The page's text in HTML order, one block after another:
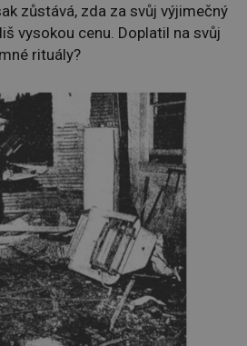
zůstává, zda za svůj výjimečný
vysokou cenu. Doplatil na svůj
rituály?